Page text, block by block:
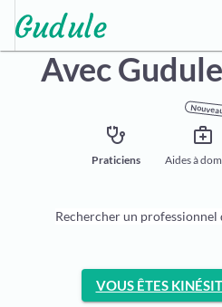
Avec
stethoscope
Praticiens
medical_services
Aides à
Rechercher un professionnel
VOUS ÊTES